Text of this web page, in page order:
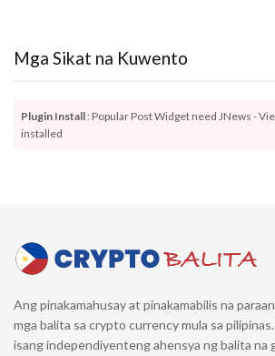
Mga Sikat na Kuwento
Plugin Install : Popular Post Widget need JNews -
installed
Ang pinakamahusay at pinakamabilis na
mga balita sa crypto currency mula sa
isang independiyenteng ahensya ng balita na